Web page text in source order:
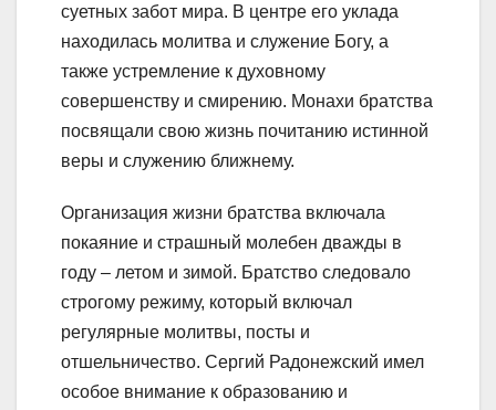
суетных забот мира. В центре его уклада
находилась молитва и служение Богу, а
также устремление к духовному
совершенству и смирению. Монахи братства
посвящали свою жизнь почитанию истинной
веры и служению ближнему.
Организация жизни братства включала
покаяние и страшный молебен дважды в
году – летом и зимой. Братство следовало
строгому режиму, который включал
регулярные молитвы, посты и
отшельничество. Сергий Радонежский имел
особое внимание к образованию и